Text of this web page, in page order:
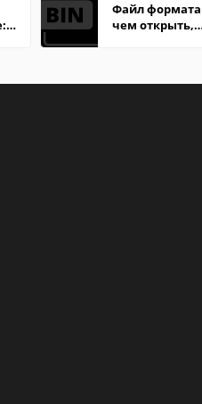
Файл формата
чем открыть,